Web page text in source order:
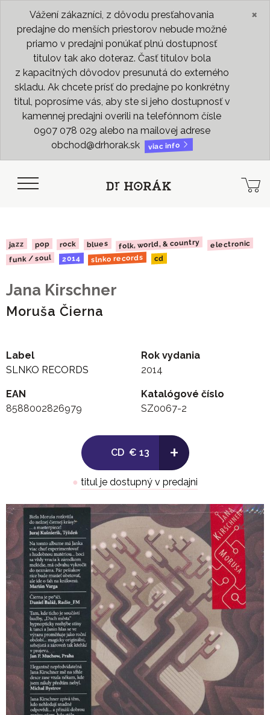
Vážení zákazníci, z dôvodu presťahovania
predajne do menších priestorov nebude možné
priamo v predajni ponúkať plnú dostupnosť
titulov tak ako doteraz. Časť titulov bola
z kapacitných dôvodov presunutá do externého
skladu. Ak chcete prísť do predajne po konkrétny
titul, poprosíme vás, aby ste si jeho dostupnosť v
kamennej predajni overili na telefónnom čísle
0907 078 029 alebo na mailovej adrese
obchod@drhorak.sk
viac info
×
jazz pop rock blues folk, world, & country electronic
funk / soul 2014 slnko records cd
Jana Kirschner
Moruša Čierna
Label
SLNKO RECORDS
Rok vydania
2014
EAN
8588002826979
Katalógové číslo
SZ0067-2
CD € 13 +
● titul je dostupný v predajni